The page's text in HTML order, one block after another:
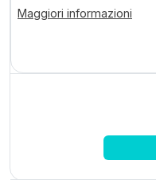
Maggiori informazioni